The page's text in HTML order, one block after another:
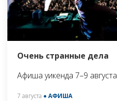
Очень странные дела
Афиша уикенда 7–9 августа
7 августа ● АФИША